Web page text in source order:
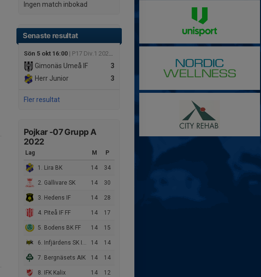
Ingen match inbokad
Senaste resultat
Sön 5 okt 16:00 | P17 Div.1 2025 - Region 6 (Norr)
3
Gimonäs Umeå IF
3
Herr Junior
Fler resultat
Pojkar -07 Grupp A
2022
Lag M P
1. Lira BK 14 34
2. Gällivare SK 14 30
3. Hedens IF 14 28
4. Piteå IF FF 14 17
5. Bodens BK FF 14 15
6. Infjärdens SK IBFF/ÖIF 14 14
7. Bergnäsets AIK 14 14
8. IFK Kalix 14 12